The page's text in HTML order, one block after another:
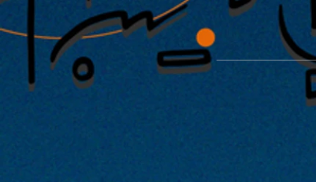
能楽堂を使った特別公演「緑光
開催が決定！！2022年1月29日